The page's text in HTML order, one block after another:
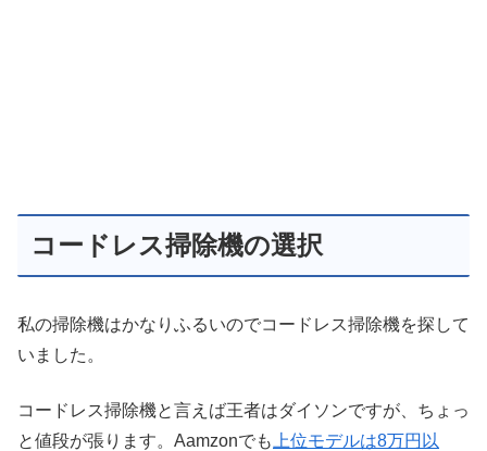
コードレス掃除機の選択
私の掃除機はかなりふるいのでコードレス掃除機を探して
いました。
コードレス掃除機と言えば王者はダイソンですが、ちょっ
と値段が張ります。Aamzonでも 上位モデルは8万円以